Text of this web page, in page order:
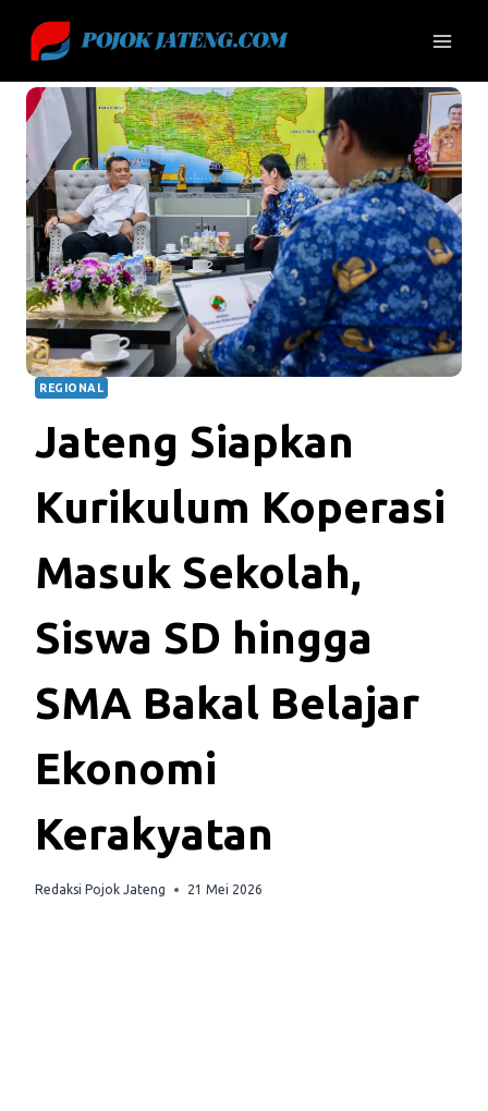
content
REGIONAL
Jateng Siapkan
Kurikulum Koperasi
Masuk Sekolah,
Siswa SD hingga
SMA Bakal Belajar
Ekonomi
Kerakyatan
Redaksi Pojok Jateng 21 Mei 2026